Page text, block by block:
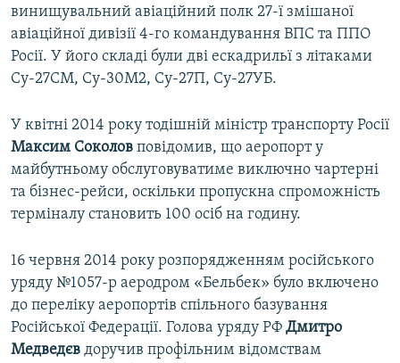
винищувальний авіаційний полк 27-ї змішаної
авіаційної дивізії 4-го командування ВПС та ППО
Росії. У його складі були дві ескадрильї з літаками
Су-27СМ, Су-30М2, Су-27П, Су-27УБ.
У квітні 2014 року тодішній міністр транспорту Росії
Максим Соколов повідомив, що аеропорт у
майбутньому обслуговуватиме виключно чартерні
та бізнес-рейси, оскільки пропускна спроможність
терміналу становить 100 осіб на годину.
16 червня 2014 року розпорядженням російського
уряду №1057-р аеродром «Бельбек» було включено
до переліку аеропортів спільного базування
Російської Федерації. Голова уряду РФ Дмитро
Медведєв доручив профільним відомствам